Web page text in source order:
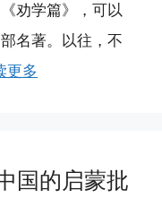
劝学篇》，可以
名著。以往，不
更多
国的启蒙批